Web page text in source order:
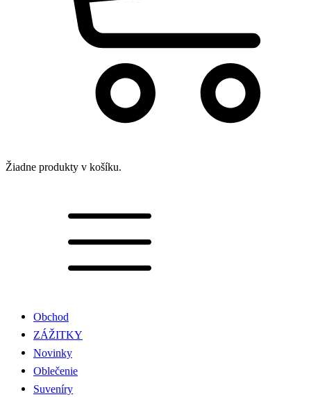
Žiadne produkty v košíku.
Obchod
ZÁŽITKY
Novinky
Oblečenie
Suveníry